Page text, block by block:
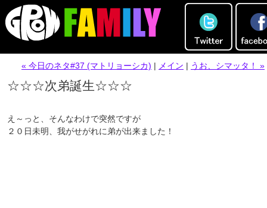
« 今日のネタ#37 (マトリョーシカ) | メイン | うお、シマッタ！ »
☆☆☆次弟誕生☆☆☆
え～っと、そんなわけで突然ですが
２０日未明、我がせがれに弟が出来ました！